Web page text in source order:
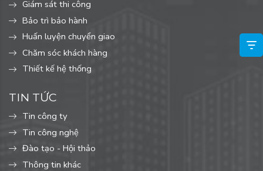
Giám sát thi công
Bảo trì bảo hành
Huấn luyện chuyển giao
Chăm sóc khách hàng
Thiết kế hệ thống
TIN TỨC
Tin công ty
Tin công nghệ
Đào tạo - Hội thảo
Thông tin khác